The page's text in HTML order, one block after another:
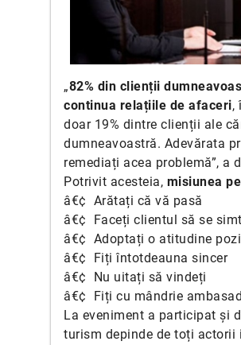
„82% din clienții
continua relațiile de afaceri,
doar 19% dintre clienții ale
dumneavoastră. Adevărata
remediați acea problemă”, a
Potrivit acesteia, misiunea
â€¢ Arătați că vă pasă
â€¢ Faceți clientul să se
â€¢ Adoptați o atitudine
â€¢ Fiți întotdeauna sincer
â€¢ Nu uitați să vindeți
â€¢ Fiți cu mândrie
La eveniment a participat și
turism depinde de toți actorii